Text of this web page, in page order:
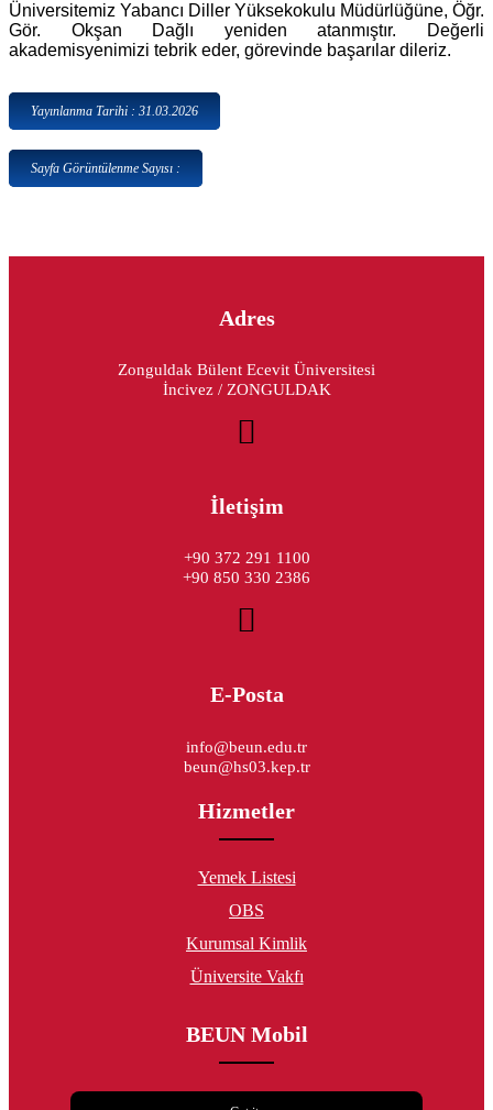
Üniversitemiz Yabancı Diller Yüksekokulu Müdürlüğüne, Öğr.
Gör. Okşan Dağlı yeniden atanmıştır.
Değerli
akademisyenimizi tebrik eder, görevinde başarılar dileriz.
Yayınlanma Tarihi : 31.03.2026
Sayfa Görüntülenme Sayısı :
Adres
Zonguldak Bülent Ecevit Üniversitesi
İncivez / ZONGULDAK
İletişim
+90 372 291 1100
+90 850 330 2386
E-Posta
info@beun.edu.tr
beun@hs03.kep.tr
Hizmetler
Yemek Listesi
OBS
Kurumsal Kimlik
Üniversite Vakfı
BEUN Mobil